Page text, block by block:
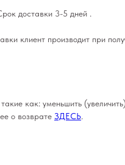
доставки 3-5 дней .
клиент производит при
как: уменьшить
о возврате ЗДЕСЬ.